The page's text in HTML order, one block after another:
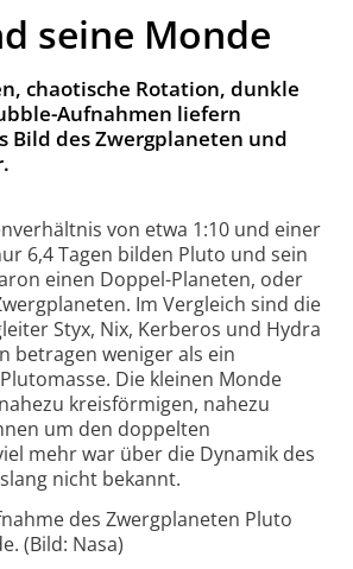
seine Monde
chaotische Rotation, dunkle
Aufnahmen liefern
Bild des Zwergplaneten und
von etwa 1:10 und einer
6,4 Tagen bilden Pluto und sein
einen Doppel-Planeten, oder
Im Vergleich sind die
Styx, Nix, Kerberos und Hydra
betragen weniger als ein
Die kleinen Monde
kreisförmigen, nahezu
um den doppelten
mehr war über die Dynamik des
nicht bekannt.
des Zwergplaneten Pluto
(Bild: Nasa)